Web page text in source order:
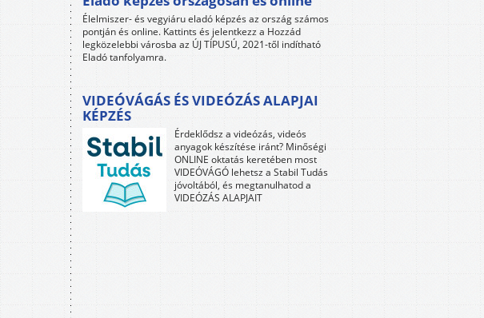
Élelmiszer- és vegyiáru eladó képzés az ország számos
pontján és online. Kattints és jelentkezz a Hozzád
legközelebbi városba az ÚJ TÍPUSÚ, 2021-től indítható
Eladó tanfolyamra.
VIDEÓVÁGÁS ÉS VIDEÓZÁS ALAPJAI
KÉPZÉS
Érdeklődsz a videózás, videós
anyagok készítése iránt? Minőségi
ONLINE oktatás keretében most
VIDEÓVÁGÓ lehetsz a Stabil Tudás
jóvoltából, és megtanulhatod a
VIDEÓZÁS ALAPJAIT